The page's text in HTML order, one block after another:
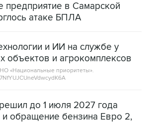
в Самарской
атаке БПЛА
и ИИ на службе у
объектов и агрокомплексов
«Национальные приоритеты».
до 1 июля 2027 года
и обращение бензина Евро 2,